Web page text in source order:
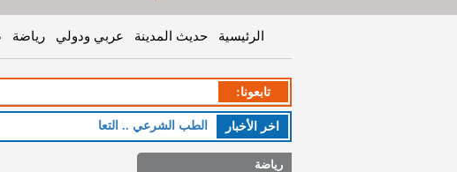
الرئيسية حديث المدينة عربي ودولي رياضة
تابعونا:
اخر اﻷخبار الطب الشرعي .. التعامل مع 25
رياضة